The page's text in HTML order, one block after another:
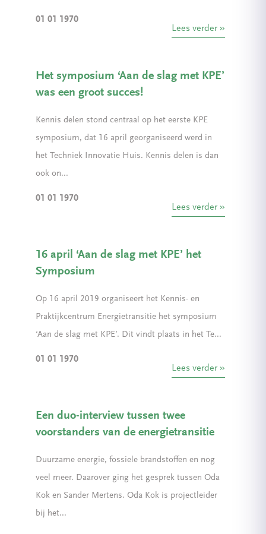
01 01 1970
Lees verder
Het symposium ‘Aan de slag met KPE’
was een groot succes!
Kennis delen stond centraal op het eerste KPE
symposium, dat 16 april georganiseerd werd in
het Techniek Innovatie Huis. Kennis delen is dan
ook on...
01 01 1970
Lees verder
16 april ‘Aan de slag met KPE’ het
Symposium
Op 16 april 2019 organiseert het Kennis- en
Praktijkcentrum Energietransitie het symposium
‘Aan de slag met KPE’. Dit vindt plaats in het Te...
01 01 1970
Lees verder
Een duo-interview tussen twee
voorstanders van de energietransitie
Duurzame energie, fossiele brandstoffen en nog
veel meer. Daarover ging het gesprek tussen Oda
Kok en Sander Mertens. Oda Kok is projectleider
bij het...